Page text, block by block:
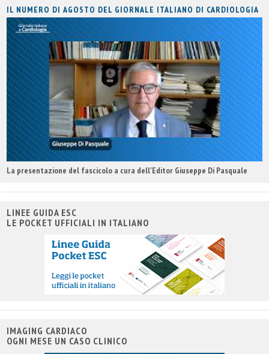
IL NUMERO DI AGOSTO DEL GIORNALE ITALIANO DI CARDIOLOGIA
La presentazione del fascicolo a cura dell'Editor Giuseppe Di Pasquale
LINEE GUIDA ESC
LE POCKET UFFICIALI IN ITALIANO
IMAGING CARDIACO
OGNI MESE UN CASO CLINICO